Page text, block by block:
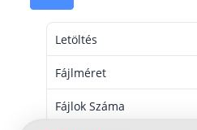
Letöltés
Fájlméret
Fájlok Száma